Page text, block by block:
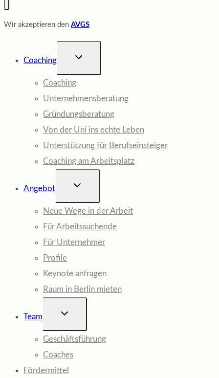
Wir akzeptieren den AVGS
Coaching
UNTERMENÜ
Coaching
Unternehmensberatung
Gründungsberatung
Von der Uni ins echte Leben
Unterstützung für Berufseinsteiger
Coaching am Arbeitsplatz
Angebot
UNTERMENÜ
Neue Wege in der Arbeit
Für Arbeitssuchende
Für Unternehmer
Profile
Keynote anfragen
Raum in Berlin mieten
Team
UNTERMENÜ
Geschäftsführung
Coaches
Fördermittel